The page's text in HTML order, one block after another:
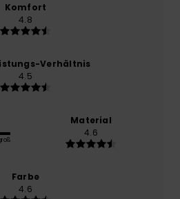
Komfort
4.8
Verhältnis
4.5
Material
4.6
Farbe
4.6